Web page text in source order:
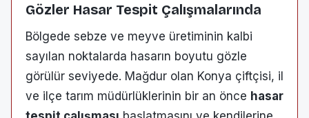
Gözler Hasar Tespit Çalışmalarında
Bölgede sebze ve meyve üretiminin kalbi
sayılan noktalarda hasarın boyutu gözle
görülür seviyede. Mağdur olan Konya çiftçisi, il
ve ilçe tarım müdürlüklerinin bir an önce hasar